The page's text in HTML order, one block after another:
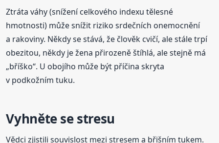
Ztráta váhy (snížení celkového indexu tělesné
hmotnosti) může snížit riziko srdečních onemocnění
a rakoviny. Někdy se stává, že člověk cvičí, ale stále trpí
obezitou, někdy je žena přirozeně štíhlá, ale stejně má
„bříško“. U obojího může být příčina skryta
v podkožním tuku.
Vyhněte se stresu
Vědci zjistili souvislost mezi stresem a břišním tukem.